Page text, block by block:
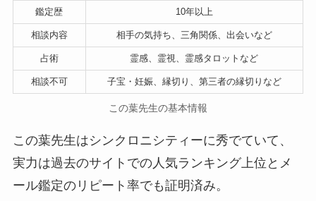
鑑定歴 10年以上
相談内容 相手の気持ち、三角関係、出会いなど
占術 霊感、霊視、霊感タロットなど
相談不可 子宝・妊娠、縁切り、第三者の縁切りなど
この葉先生の基本情報
この葉先生はシンクロニシティーに秀でていて、
実力は過去のサイトでの人気ランキング上位とメ
ール鑑定のリピート率でも証明済み。